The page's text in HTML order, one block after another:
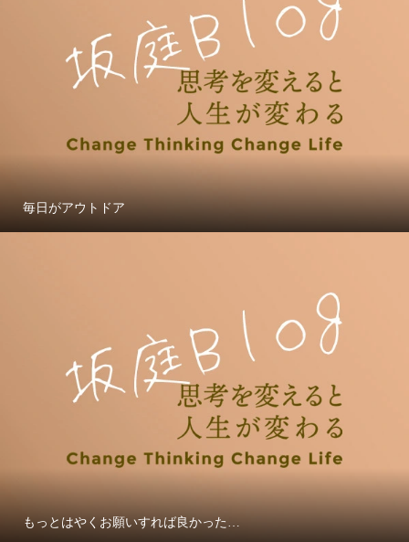
毎日がアウトドア
もっとはやくお願いすれば良かった…